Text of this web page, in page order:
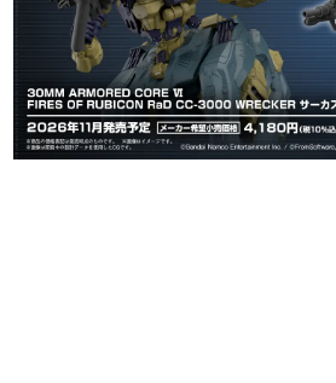
若ゲのいたり〜ゲーム
『うつヌケ』『ペンと箸』等
一先生によるゲーム業界レポ
なんでゲームは面白い？
ゲーム開発者・hamatsu氏がゲ
具体的な形から解き明かして